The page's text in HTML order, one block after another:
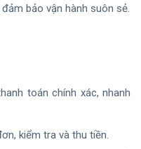
bảo vận hành suôn sẻ.
toán chính xác, nhanh
kiểm tra và thu tiền.